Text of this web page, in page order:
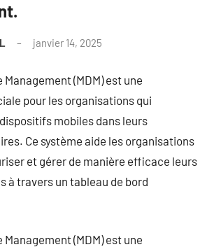
janvier 14, 2025
(MDM) est une
pour les organisations qui
mobiles dans leurs
Ce système aide les organisations
et gérer de manière efficace leurs
à travers un tableau de bord
(MDM) est une